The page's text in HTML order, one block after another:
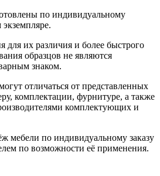
по индивидуальному
для их различия и более быстрого
образцов не являются
знаком.
отличаться от представленных
комплектации, фурнитуре, а также
комплектующих и
мебели по индивидуальному заказу
по возможности её применения.